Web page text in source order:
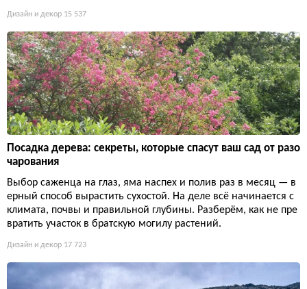
Дизайн и декор 15 537
Посадка дерева: секреты, которые спасут ваш сад от разо
чарования
Выбор саженца на глаз, яма наспех и полив раз в месяц — в
ерный способ вырастить сухостой. На деле всё начинается с
климата, почвы и правильной глубины. Разберём, как не пре
вратить участок в братскую могилу растений.
Дизайн и декор 17 723